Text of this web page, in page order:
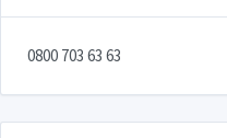
0800 703 63 63